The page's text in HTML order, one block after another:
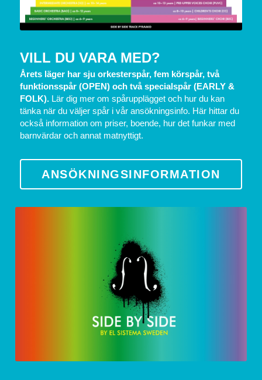
VILL DU VARA MED?
Årets läger har sju orkesterspår, fem körspår, två
funktionsspår (OPEN) och två specialspår (EARLY &
FOLK). Lär dig mer om spårupplägget och hur du kan
tänka när du väljer spår i vår ansökningsinfo. Här hittar du
också information om priser, boende, hur det funkar med
barnvärdar och annat matnyttigt.
ANSÖKNINGSINFORMATION